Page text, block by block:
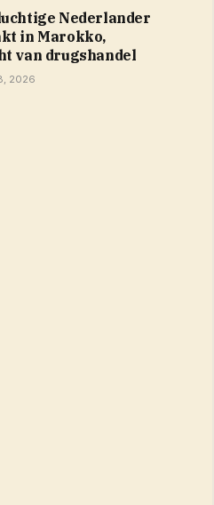
Nederlander
in Marokko,
van drugshandel
2026